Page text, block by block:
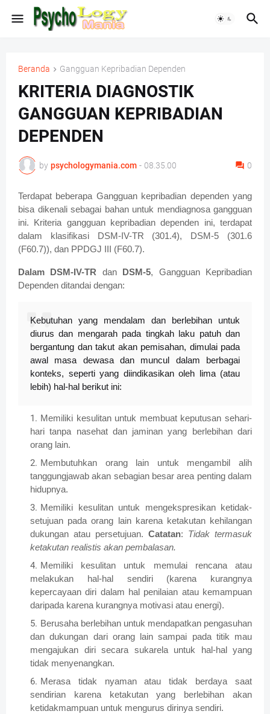
Beranda Gangguan Kepribadian Dependen
KRITERIA DIAGNOSTIK
GANGGUAN KEPRIBADIAN
DEPENDEN
by psychologymania.com - 08.35.00 0
Terdapat beberapa Gangguan kepribadian dependen yang
bisa dikenali sebagai bahan untuk mendiagnosa gangguan
ini. Kriteria gangguan kepribadian dependen ini, terdapat
dalam klasifikasi DSM-IV-TR (301.4), DSM-5 (301.6
(F60.7)), dan PPDGJ III (F60.7).
Dalam DSM-IV-TR dan DSM-5, Gangguan Kepribadian
Dependen ditandai dengan:
Kebutuhan yang mendalam dan berlebihan untuk
diurus dan mengarah pada tingkah laku patuh dan
bergantung dan takut akan pemisahan, dimulai pada
awal masa dewasa dan muncul dalam berbagai
konteks, seperti yang diindikasikan oleh lima (atau
lebih) hal-hal berikut ini:
Memiliki kesulitan untuk membuat keputusan sehari-
hari tanpa nasehat dan jaminan yang berlebihan dari
orang lain.
Membutuhkan orang lain untuk mengambil alih
tanggungjawab akan sebagian besar area penting dalam
hidupnya.
Memiliki kesulitan untuk mengekspresikan ketidak-
setujuan pada orang lain karena ketakutan kehilangan
dukungan atau persetujuan. Catatan: Tidak termasuk
ketakutan realistis akan pembalasan.
Memiliki kesulitan untuk memulai rencana atau
melakukan hal-hal sendiri (karena kurangnya
kepercayaan diri dalam hal penilaian atau kemampuan
daripada karena kurangnya motivasi atau energi).
Berusaha berlebihan untuk mendapatkan pengasuhan
dan dukungan dari orang lain sampai pada titik mau
mengajukan diri secara sukarela untuk hal-hal yang
tidak menyenangkan.
Merasa tidak nyaman atau tidak berdaya saat
sendirian karena ketakutan yang berlebihan akan
ketidakmampuan untuk mengurus dirinya sendiri.